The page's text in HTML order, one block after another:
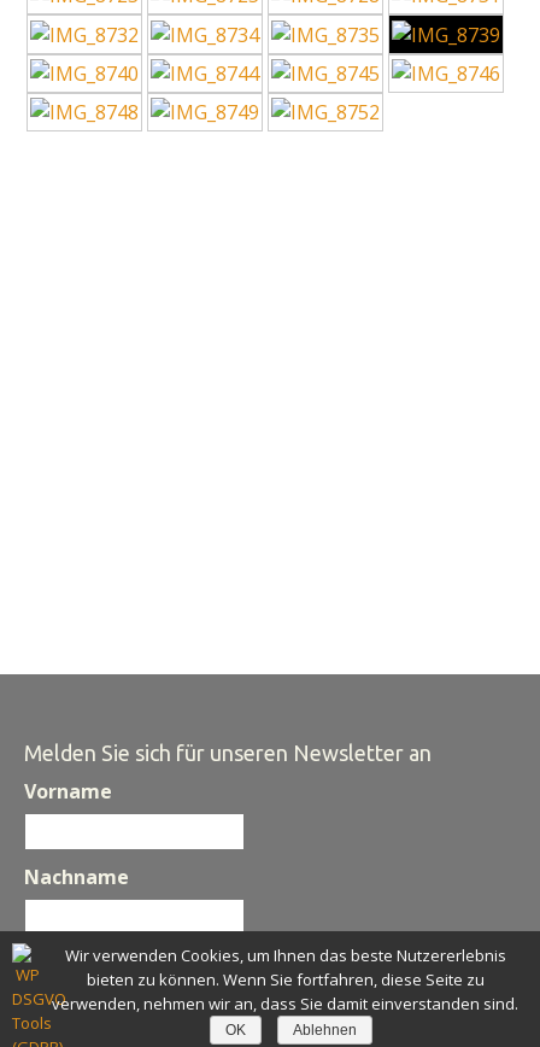
Melden Sie sich für unseren Newsletter an
Vorname
Nachname
E-Mail*
Wir verwenden Cookies, um Ihnen das beste Nutzererlebnis
bieten zu können. Wenn Sie fortfahren, diese Seite zu
verwenden, nehmen wir an, dass Sie damit einverstanden sind.
OK Ablehnen